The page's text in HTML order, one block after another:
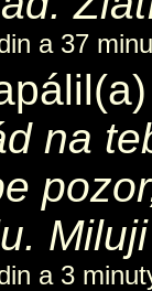
a 37
na
a 3